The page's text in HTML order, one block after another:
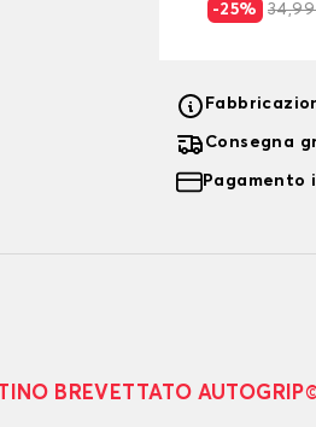
-25%
Consegna
Pagamento
BREVETTATO